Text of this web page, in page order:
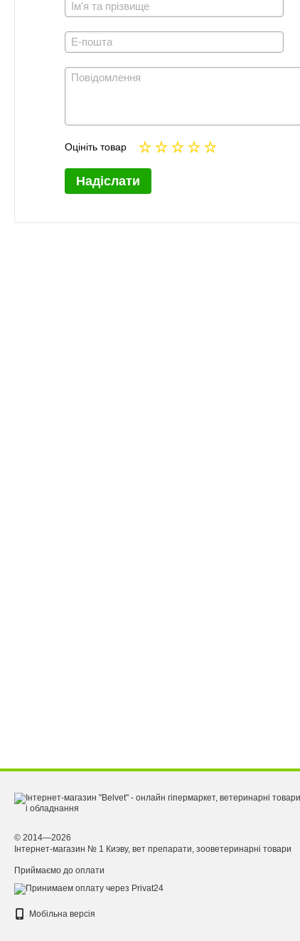
Оцініть товар
Надіслати
© 2014—2026
Інтернет-магазин № 1 Киэву, вет препарати, зооветеринарні товари
Приймаємо до оплати
Мобільна версія